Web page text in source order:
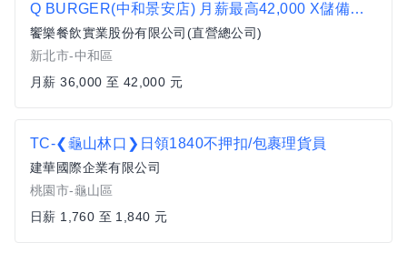
Q BURGER(中和景安店) 月薪最高42,000 X儲備幹部一頭班X 歡迎轉職、新鮮人加入
饗樂餐飲實業股份有限公司(直營總公司)
新北市-中和區
月薪 36,000 至 42,000 元
TC-❮龜山林口❯日領1840不押扣/包裹理貨員
建華國際企業有限公司
桃園市-龜山區
日薪 1,760 至 1,840 元